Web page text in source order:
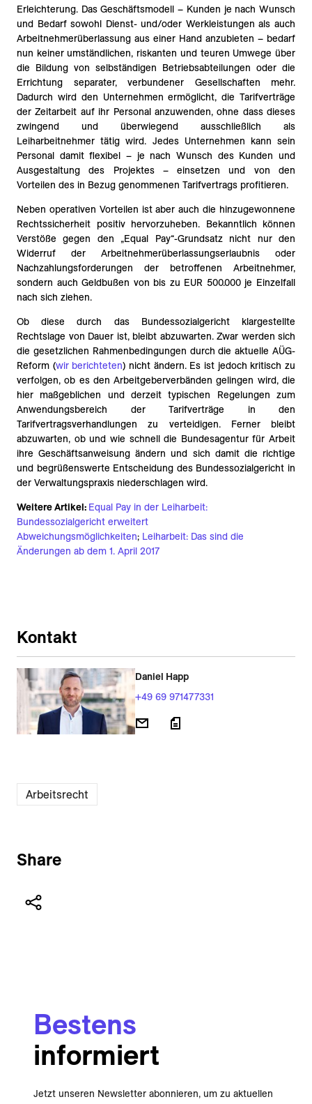
Erleichterung. Das Geschäftsmodell – Kunden je nach Wunsch
und Bedarf sowohl Dienst- und/oder Werkleistungen als auch
Arbeitnehmerüberlassung aus einer Hand anzubieten – bedarf
nun keiner umständlichen, riskanten und teuren Umwege über
die Bildung von selbständigen Betriebsabteilungen oder die
Errichtung separater, verbundener Gesellschaften mehr.
Dadurch wird den Unternehmen ermöglicht, die Tarifverträge
der Zeitarbeit auf ihr Personal anzuwenden, ohne dass dieses
zwingend und überwiegend ausschließlich als
Leiharbeitnehmer tätig wird. Jedes Unternehmen kann sein
Personal damit flexibel – je nach Wunsch des Kunden und
Ausgestaltung des Projektes – einsetzen und von den
Vorteilen des in Bezug genommenen Tarifvertrags profitieren.
Neben operativen Vorteilen ist aber auch die hinzugewonnene
Rechtssicherheit positiv hervorzuheben. Bekanntlich können
Verstöße gegen den „Equal Pay“-Grundsatz nicht nur den
Widerruf der Arbeitnehmerüberlassungserlaubnis oder
Nachzahlungsforderungen der betroffenen Arbeitnehmer,
sondern auch Geldbußen von bis zu EUR 500.000 je Einzelfall
nach sich ziehen.
Ob diese durch das Bundessozialgericht klargestellte
Rechtslage von Dauer ist, bleibt abzuwarten. Zwar werden sich
die gesetzlichen Rahmenbedingungen durch die aktuelle AÜG-
Reform (wir berichteten) nicht ändern. Es ist jedoch kritisch zu
verfolgen, ob es den Arbeitgeberverbänden gelingen wird, die
hier maßgeblichen und derzeit typischen Regelungen zum
Anwendungsbereich der Tarifverträge in den
Tarifvertragsverhandlungen zu verteidigen. Ferner bleibt
abzuwarten, ob und wie schnell die Bundesagentur für Arbeit
ihre Geschäftsanweisung ändern und sich damit die richtige
und begrüßenswerte Entscheidung des Bundessozialgericht in
der Verwaltungspraxis niederschlagen wird.
Weitere Artikel: Equal Pay in der Leiharbeit:
Bundessozialgericht erweitert
Abweichungsmöglichkeiten; Leiharbeit: Das sind die
Änderungen ab dem 1. April 2017
Kontakt
Daniel Happ
+49 69 971477331
Arbeitsrecht
Share
Bestens
informiert
Jetzt unseren Newsletter abonnieren, um zu aktuellen